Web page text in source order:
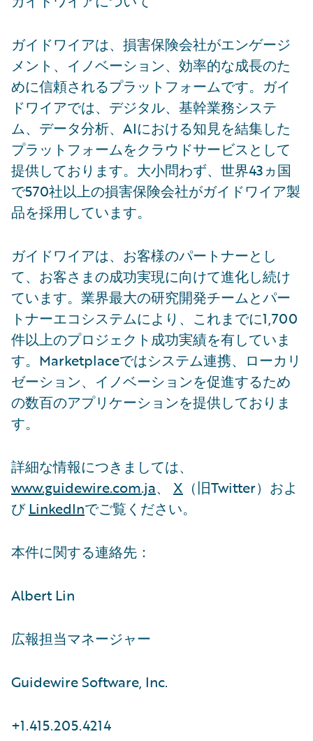
ガイドワイアは、損害保険会社がエンゲージ
メント、イノベーション、効率的な成長のた
めに信頼されるプラットフォームです。ガイ
ドワイアでは、デジタル、基幹業務システ
ム、データ分析、AIにおける知見を結集した
プラットフォームをクラウドサービスとして
提供しております。大小問わず、世界43ヵ国
で570社以上の損害保険会社がガイドワイア製
品を採用しています。
ガイドワイアは、お客様のパートナーとし
て、お客さまの成功実現に向けて進化し続け
ています。業界最大の研究開発チームとパー
トナーエコシステムにより、これまでに1,700
件以上のプロジェクト成功実績を有していま
す。Marketplaceではシステム連携、ローカリ
ゼーション、イノベーションを促進するため
の数百のアプリケーションを提供しておりま
す。
詳細な情報につきましては、
www.guidewire.com.ja、 X （旧Twitter）およ
びLinkedInでご覧ください。
本件に関する連絡先：
Albert Lin
広報担当マネージャー
Guidewire Software, Inc.
+1.415.205.4214